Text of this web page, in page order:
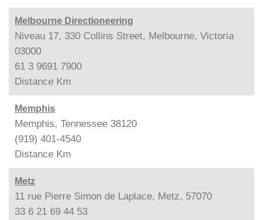
Melbourne Directioneering
Niveau 17, 330 Collins Street, Melbourne, Victoria
03000
61 3 9691 7900
Distance Km
Memphis
Memphis, Tennessee 38120
(919) 401-4540
Distance Km
Metz
11 rue Pierre Simon de Laplace, Metz, 57070
33 6 21 69 44 53